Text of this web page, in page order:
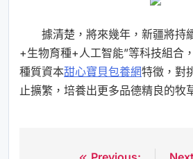
據清楚，將來幾年，新疆將持
+生物育種+人工智能”等科技組合
種質資本甜心寶貝包養網特徵，對
止擴繁，培養出更多品德精良的牧